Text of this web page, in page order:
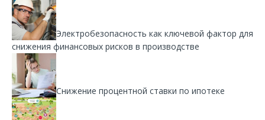
Электробезопасность как ключевой фактор для
снижения финансовых рисков в производстве
Снижение процентной ставки по ипотеке